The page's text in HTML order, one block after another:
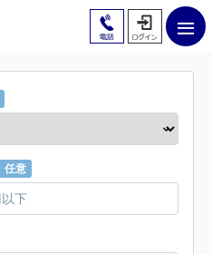
任意